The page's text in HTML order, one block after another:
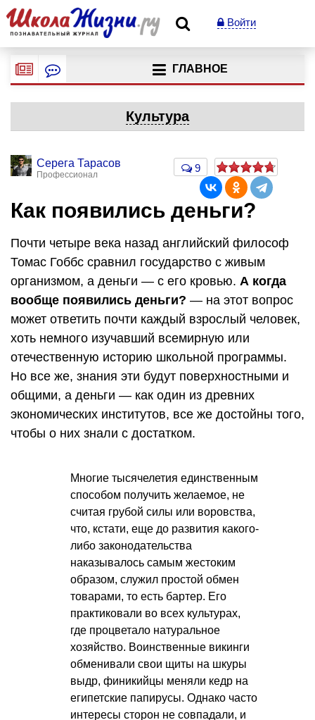
Войти
ГЛАВНОЕ
Культура
Серега Тарасов
Профессионал
9
Как появились деньги?
Почти четыре века назад английский философ
Томас Гоббс сравнил государство с живым
организмом, а деньги — с его кровью. А когда
вообще появились деньги? — на этот вопрос
может ответить почти каждый взрослый человек,
хоть немного изучавший всемирную или
отечественную историю школьной программы.
Но все же, знания эти будут поверхностными и
общими, а деньги — как один из древних
экономических институтов, все же достойны того,
чтобы о них знали с достатком.
Многие тысячелетия единственным
способом получить желаемое, не
считая грубой силы или воровства,
что, кстати, еще до развития какого-
либо законодательства
наказывалось самым жестоким
образом, служил простой обмен
товарами, то есть бартер. Его
практиковали во всех культурах,
где процветало натуральное
хозяйство. Воинственные викинги
обменивали свои щиты на шкуры
выдр, финикийцы меняли кедр на
египетские папирусы. Однако часто
интересы сторон не совпадали, и